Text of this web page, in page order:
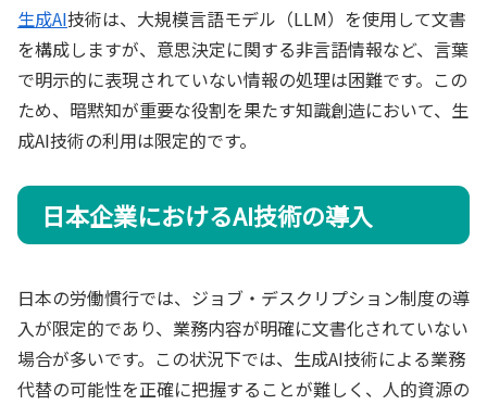
生成AI技術は、大規模言語モデル（LLM）を使用して文書
を構成しますが、意思決定に関する非言語情報など、言葉
で明示的に表現されていない情報の処理は困難です。この
ため、暗黙知が重要な役割を果たす知識創造において、生
成AI技術の利用は限定的です。
日本企業におけるAI技術の導入
日本の労働慣行では、ジョブ・デスクリプション制度の導
入が限定的であり、業務内容が明確に文書化されていない
場合が多いです。この状況下では、生成AI技術による業務
代替の可能性を正確に把握することが難しく、人的資源の